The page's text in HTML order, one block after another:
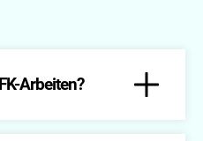
Arbeiten?
vom Ausmaß des